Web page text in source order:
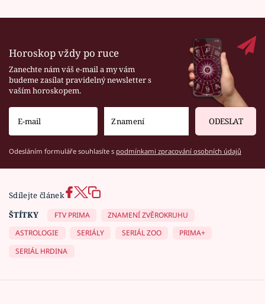
Horoskop vždy po ruce
Zanechte nám váš e-mail a my vám
budeme zasílat pravidelný newsletter s
vaším horoskopem.
ODESLAT
Odesláním formuláře souhlasíte s podmínkami zpracování osobních údajů
Sdílejte článek
ŠTÍTKY
FTV PRIMA
ZNAMENÍ ZVĚROKRUHU
ASTROLOGIE
SERIÁLY SERIÁL ZOO
PRIMA+
SERIÁL HRDINA